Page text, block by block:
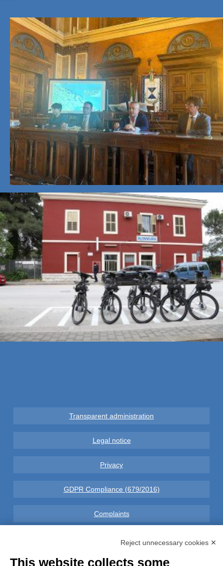
Transparent administration
Legal notice
Privacy
GDPR Compliance (679/2016)
Complaints
Contacts
Reject unnecessary cookies ✕
This website collects some